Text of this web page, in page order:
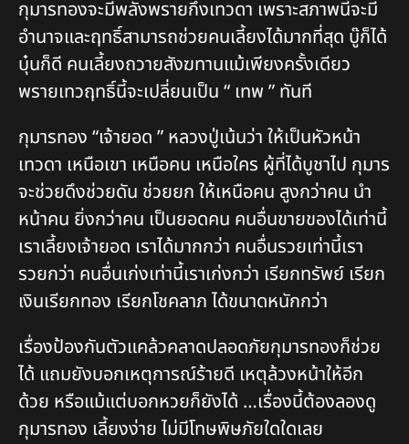
กุมารทองจะมีพลังพรายกึ่งเทวดา เพราะสภาพนี้จะมี
อำนาจและฤทธิ์สามารถช่วยคนเลี้ยงได้มากที่สุด บู๊ก็ได้
บุ๋นก็ดี คนเลี้ยงถวายสังฆทานแม้เพียงครั้งเดียว
พรายเทวฤทธิ์นี้จะเปลี่ยนเป็น “ เทพ ” ทันที
กุมารทอง “เจ้ายอด ” หลวงปู่เน้นว่า ให้เป็นหัวหน้า
เทวดา เหนือเขา เหนือคน เหนือใคร ผู้ที่ได้บูชาไป กุมาร
จะช่วยดึงช่วยดัน ช่วยยก ให้เหนือคน สูงกว่าคน นำ
หน้าคน ยิ่งกว่าคน เป็นยอดคน คนอื่นขายของได้เท่านี้
เราเลี้ยงเจ้ายอด เราได้มากกว่า คนอื่นรวยเท่านี้เรา
รวยกว่า คนอื่นเก่งเท่านี้เราเก่งกว่า เรียกทรัพย์ เรียก
เงินเรียกทอง เรียกโชคลาภ ได้ขนาดหนักกว่า
เรื่องป้องกันตัวแคล้วคลาดปลอดภัยกุมารทองก็ช่วย
ได้ แถมยังบอกเหตุการณ์ร้ายดี เหตุล้วงหน้าให้อีก
ด้วย หรือแม้แต่บอกหวยก็ยังได้ …เรื่องนี้ต้องลองดู
กุมารทอง เลี้ยงง่าย ไม่มีโทษพิษภัยใดใดเลย